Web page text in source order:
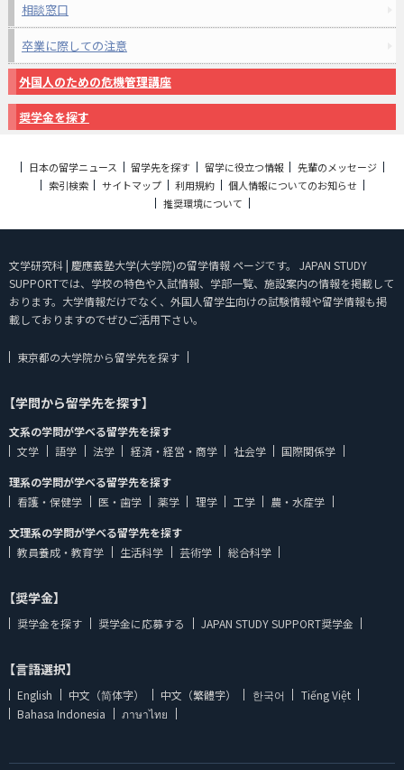
相談窓口
卒業に際しての注意
外国人のための危機管理講座
奨学金を探す
日本の留学ニュース 留学先を探す 留学に役立つ情報
先輩のメッセージ
索引検索
サイトマップ 利用規約
個人情報についてのお知らせ
推奨環境について
文学研究科 | 慶應義塾大学(大学院)の留学情報 ページです。 JAPAN STUDY
SUPPORTでは、学校の特色や入試情報、学部一覧、施設案内の情報を掲載して
おります。大学情報だけでなく、外国人留学生向けの試験情報や留学情報も掲
載しておりますのでぜひご活用下さい。
東京都の大学院から留学先を探す
【学問から留学先を探す】
文系の学問が学べる留学先を探す
文学
語学 法学 経済・経営・商学 社会学
国際関係学
理系の学問が学べる留学先を探す
看護・保健学
医・歯学 薬学 理学 工学
農・水産学
文理系の学問が学べる留学先を探す
教員養成・教育学
生活科学 芸術学 総合科学
【奨学金】
奨学金を探す 奨学金に応募する JAPAN STUDY SUPPORT奨学金
【言語選択】
English 中文（简体字） 中文（繁體字） 한국어
Tiếng Việt
Bahasa Indonesia
ภาษาไทย